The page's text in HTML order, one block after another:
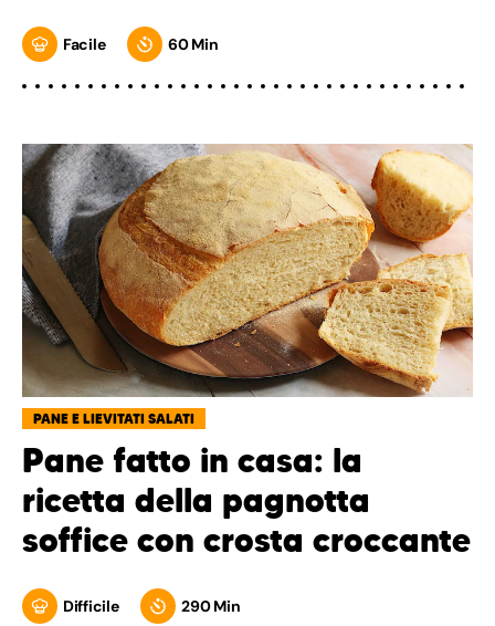
Facile 60 Min
PANE E LIEVITATI SALATI
Pane fatto in casa: la
ricetta della pagnotta
soffice con crosta croccante
Difficile 290 Min